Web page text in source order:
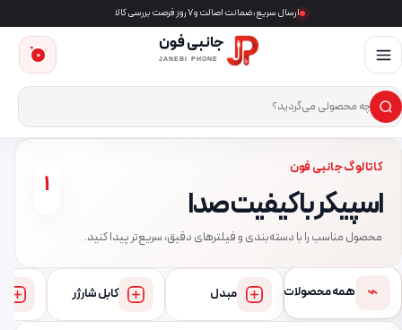
ارسال سریع، ضمانت اصالت و ۷ روز فرصت بررسی کالا
جانبی فون
JANEBI PHONE
جست‌وجوی محصول
×
0
کاتالوگ جانبی فون
اسپیکر با کیفیت صدا
محصول مناسب را با دسته‌بندی و فیلترهای دقیق، سریع‌تر پیدا کنید.
1
⌁ همه محصولات مبدل کابل شارژر